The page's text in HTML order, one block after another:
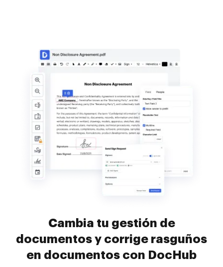
Cambia tu gestión de
documentos y corrige rasguños
en documentos con DocHub